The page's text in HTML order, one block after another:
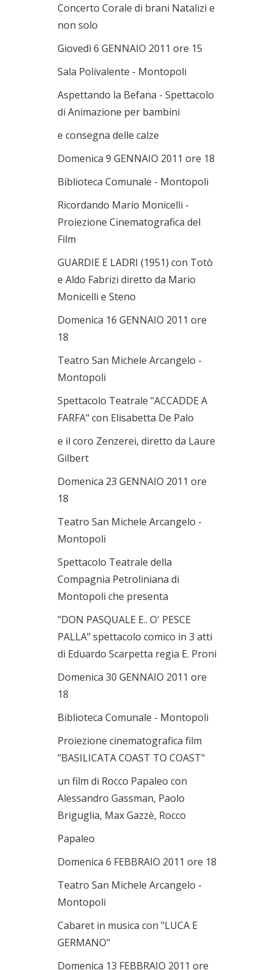
Concerto Corale di brani Natalizi e
non solo
Giovedì 6 GENNAIO 2011 ore 15
Sala Polivalente - Montopoli
Aspettando la Befana - Spettacolo
di Animazione per bambini
e consegna delle calze
Domenica 9 GENNAIO 2011 ore 18
Biblioteca Comunale - Montopoli
Ricordando Mario Monicelli -
Proiezione Cinematografica del
Film
GUARDIE E LADRI (1951) con Totò
e Aldo Fabrizi diretto da Mario
Monicelli e Steno
Domenica 16 GENNAIO 2011 ore
18
Teatro San Michele Arcangelo -
Montopoli
Spettacolo Teatrale "ACCADDE A
FARFA" con Elisabetta De Palo
e il coro Zenzerei, diretto da Laure
Gilbert
Domenica 23 GENNAIO 2011 ore
18
Teatro San Michele Arcangelo -
Montopoli
Spettacolo Teatrale della
Compagnia Petroliniana di
Montopoli che presenta
"DON PASQUALE E.. O' PESCE
PALLA" spettacolo comico in 3 atti
di Eduardo Scarpetta regia E. Proni
Domenica 30 GENNAIO 2011 ore
18
Biblioteca Comunale - Montopoli
Proiezione cinematografica film
"BASILICATA COAST TO COAST"
un film di Rocco Papaleo con
Alessandro Gassman, Paolo
Briguglia, Max Gazzè, Rocco
Papaleo
Domenica 6 FEBBRAIO 2011 ore 18
Teatro San Michele Arcangelo -
Montopoli
Cabaret in musica con "LUCA E
GERMANO"
Domenica 13 FEBBRAIO 2011 ore